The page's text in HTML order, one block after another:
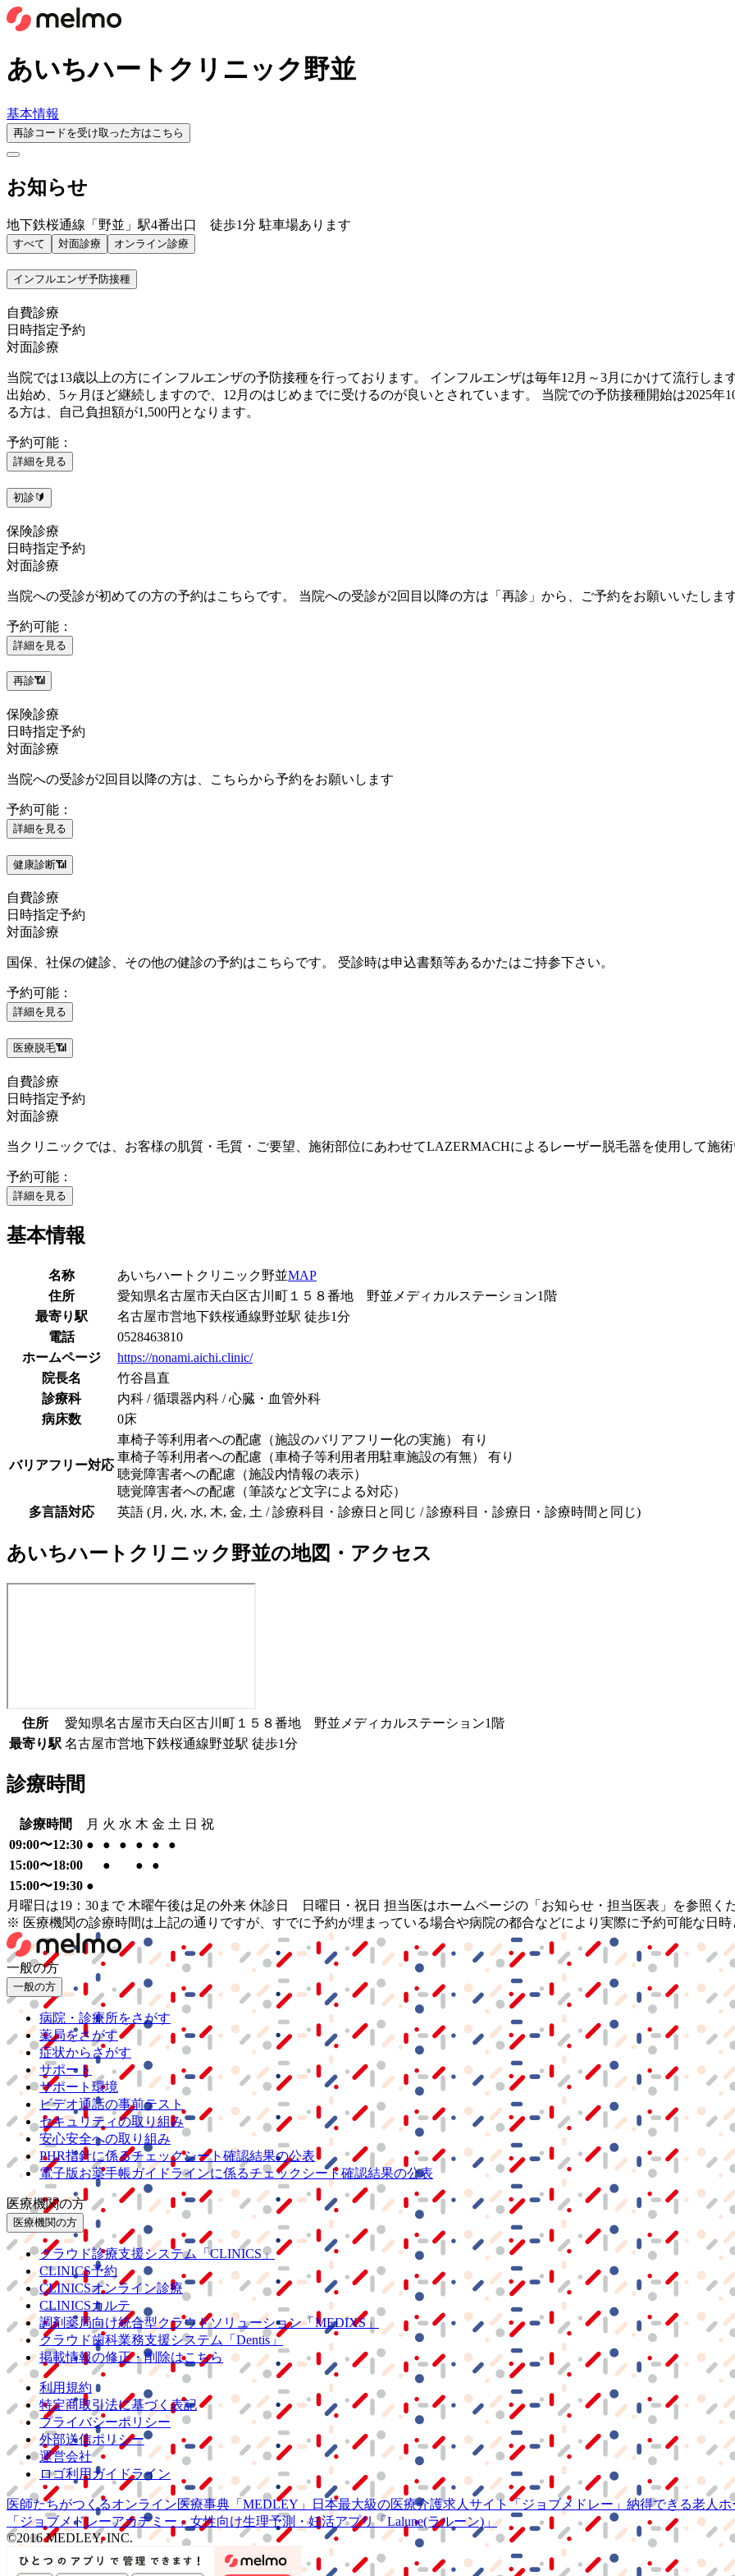
あいちハートクリニック野並
基本情報
再診コードを受け取った方はこちら
お知らせ
地下鉄桜通線「野並」駅4番出口 徒歩1分 駐車場あります
すべて 対面診療 オンライン診療
インフルエンザ予防接種
自費診療
日時指定予約
対面診療
当院では13歳以上の方にインフルエンザの予防接種を行っております。 インフルエンザは毎年12月～3月にかけて流行し
出始め、5ヶ月ほど継続しますので、12月のはじめまでに受けるのが良いとされています。 当院での予防接種開始は2025
る方は、自己負担額が1,500円となります。
予約可能：
詳細を見る
初診🔰
保険診療
日時指定予約
対面診療
当院への受診が初めての方の予約はこちらです。 当院への受診が2回目以降の方は「再診」から、ご予約をお願いいたします
予約可能：
詳細を見る
再診📶
保険診療
日時指定予約
対面診療
当院への受診が2回目以降の方は、こちらから予約をお願いします
予約可能：
詳細を見る
健康診断📶
自費診療
日時指定予約
対面診療
国保、社保の健診、その他の健診の予約はこちらです。 受診時は申込書類等あるかたはご持参下さい。
予約可能：
詳細を見る
医療脱毛📶
自費診療
日時指定予約
対面診療
当クリニックでは、お客様の肌質・毛質・ご要望、施術部位にあわせてLAZERMACHによるレーザー脱毛器を使用して施術
予約可能：
詳細を見る
基本情報
名称 あいちハートクリニック野並MAP
住所
愛知県名古屋市天白区古川町１５８番地 野並メディカルステーション1階
最寄り駅
名古屋市営地下鉄桜通線野並駅 徒歩1分
電話
0528463810
ホームページ
https://nonami.aichi.clinic/
院長名
竹谷昌直
診療科
内科 / 循環器内科 / 心臓・血管外科
病床数
0床
バリアフリー対応
車椅子等利用者への配慮（施設のバリアフリー化の実施） 有り
車椅子等利用者への配慮（車椅子等利用者用駐車施設の有無） 有り
聴覚障害者への配慮（施設内情報の表示）
聴覚障害者への配慮（筆談など文字による対応）
多言語対応
英語 (月, 火, 水, 木, 金, 土 / 診療科目・診療日と同じ / 診療科目・診療日・診療時間と同じ)
あいちハートクリニック野並の地図・アクセス
住所
愛知県名古屋市天白区古川町１５８番地 野並メディカルステーション1階
最寄り駅 名古屋市営地下鉄桜通線野並駅 徒歩1分
診療時間
診療時間 月 火 水 木 金 土 日 祝
09:00〜12:30 ● ● ● ● ●
●
15:00〜18:00
● ●
●
15:00〜19:30 ●
月曜日は19：30まで 木曜午後は足の外来 休診日 日曜日・祝日 担当医はホームページの「お知らせ・担当医表」を参照く
※ 医療機関の診療時間は上記の通りですが、すでに予約が埋まっている場合や病院の都合などにより実際に予約可能な日
一般の方
一般の方
病院・診療所をさがす
薬局をさがす
症状からさがす
サポート
サポート環境
ビデオ通話の事前テスト
セキュリティの取り組み
安心安全への取り組み
PHR指針に係るチェックシート確認結果の公表
電子版お薬手帳ガイドラインに係るチェックシート確認結果の公表
医療機関の方
医療機関の方
クラウド診療支援システム
「CLINICS」
CLINICS予約
CLINICSオンライン診療
CLINICSカルテ
調剤薬局向け統合型クラウドソリューション「MEDIXS」
クラウド歯科業務支援システム
「Dentis」
掲載情報の修正・削除はこちら
利用規約
特定商取引法に基づく表記
プライバシーポリシー
外部送信ポリシー
運営会社
ロゴ利用ガイドライン
医師たちがつくるオンライン医療事典 「MEDLEY」 日本最大級の医療介護求人サイト 「ジョブメドレー」 納得できる老人ホ
「ジョブメドレーアカデミー」 女性向け生理予測・妊活アプリ「Lalune(ラルーン)」
©2016 MEDLEY, INC.